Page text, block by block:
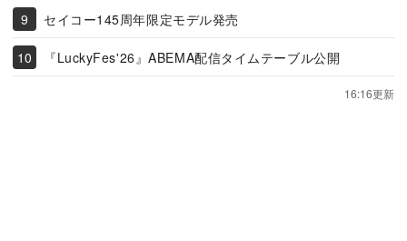
セイコー145周年限定モデル発売
『LuckyFes'26』ABEMA配信タイムテーブル公開
16:16更新